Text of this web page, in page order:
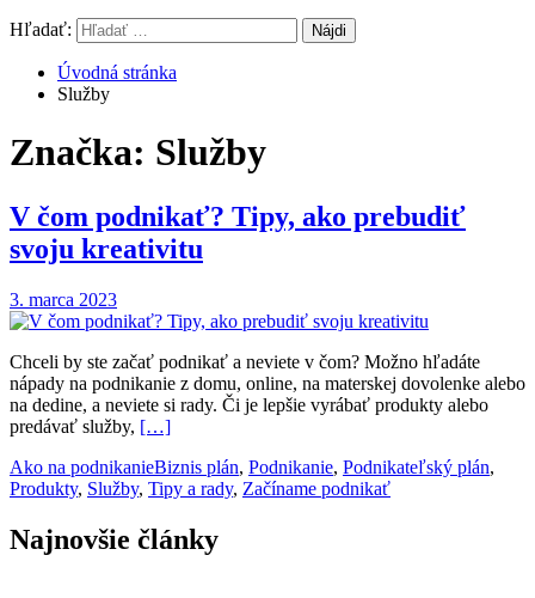
Hľadať:
Úvodná stránka
Služby
Značka: Služby
V čom podnikať? Tipy, ako prebudiť
svoju kreativitu
3. marca 2023
Chceli by ste začať podnikať a neviete v čom? Možno hľadáte
nápady na podnikanie z domu, online, na materskej dovolenke alebo
na dedine, a neviete si rady. Či je lepšie vyrábať produkty alebo
predávať služby, […]
Ako na podnikanieBiznis plán, Podnikanie, Podnikateľský plán,
Produkty, Služby, Tipy a rady, Začíname podnikať
Najnovšie články